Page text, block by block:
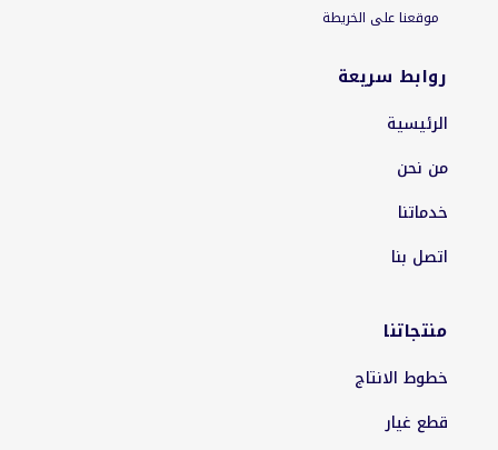
موقعنا على الخريطة
روابط سريعة
الرئيسية
من نحن
خدماتنا
اتصل بنا
منتجاتنا
خطوط الانتاج
قطع غيار